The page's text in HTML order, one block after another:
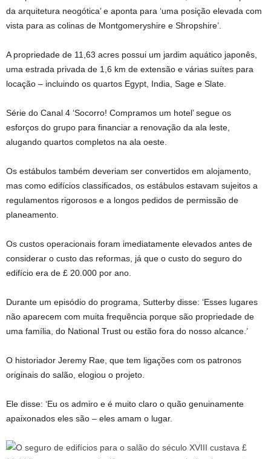
da arquitetura neogótica’ e aponta para ‘uma posição elevada com
vista para as colinas de Montgomeryshire e Shropshire’.
A propriedade de 11,63 acres possui um jardim aquático japonês,
uma estrada privada de 1,6 km de extensão e várias suítes para
locação – incluindo os quartos Egypt, India, Sage e Slate.
Série do Canal 4 ‘Socorro! Compramos um hotel’ segue os
esforços do grupo para financiar a renovação da ala leste,
alugando quartos completos na ala oeste.
Os estábulos também deveriam ser convertidos em alojamento,
mas como edifícios classificados, os estábulos estavam sujeitos a
regulamentos rigorosos e a longos pedidos de permissão de
planeamento.
Os custos operacionais foram imediatamente elevados antes de
considerar o custo das reformas, já que o custo do seguro do
edifício era de £ 20.000 por ano.
Durante um episódio do programa, Sutterby disse: ‘Esses lugares
não aparecem com muita frequência porque são propriedade de
uma família, do National Trust ou estão fora do nosso alcance.’
O historiador Jeremy Rae, que tem ligações com os patronos
originais do salão, elogiou o projeto.
Ele disse: ‘Eu os admiro e é muito claro o quão genuinamente
apaixonados eles são – eles amam o lugar.